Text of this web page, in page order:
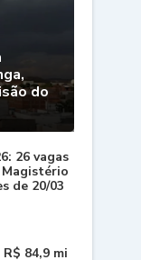
do
26 vagas
de 20/03
84,9 mi